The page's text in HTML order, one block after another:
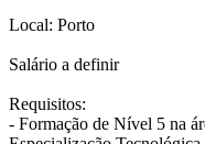
Local: Porto
Salário a definir
Requisitos:
- Formação de Nível 5 na